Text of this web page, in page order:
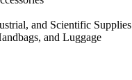
and Scientific Supplies
and Luggage